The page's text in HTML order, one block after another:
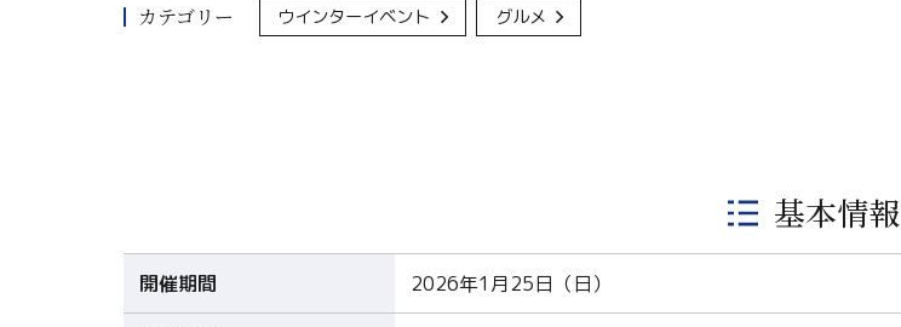
カテゴリー ウインターイベント グルメ
基本情報
開催期間 2026年1月25日（日）